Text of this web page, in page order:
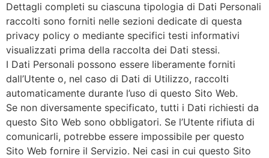
Dettagli completi su ciascuna tipologia di Dati Personali
raccolti sono forniti nelle sezioni dedicate di questa
privacy policy o mediante specifici testi informativi
visualizzati prima della raccolta dei Dati stessi.
I Dati Personali possono essere liberamente forniti
dall’Utente o, nel caso di Dati di Utilizzo, raccolti
automaticamente durante l’uso di questo Sito Web.
Se non diversamente specificato, tutti i Dati richiesti da
questo Sito Web sono obbligatori. Se l’Utente rifiuta di
comunicarli, potrebbe essere impossibile per questo
Sito Web fornire il Servizio. Nei casi in cui questo Sito